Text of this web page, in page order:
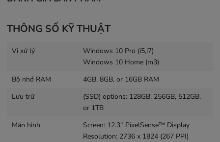
xuất, cung cấp không gian dọc rộng rãi cho việc đọc và
THÔNG SỐ KỸ THUẬT
Vi xử lý
Windows 10 Pro (i5,i7)
Windows 10 Home (m3)
Bộ nhớ RAM
4GB, 8GB, or 16GB RAM
Lưu trữ
(SSD) options: 128GB, 256GB, 512GB,
or 1TB
Màn hình
Screen: 12.3” PixelSense™ Display
Resolution: 2736 x 1824 (267 PPI)